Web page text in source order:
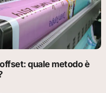
quale metodo è